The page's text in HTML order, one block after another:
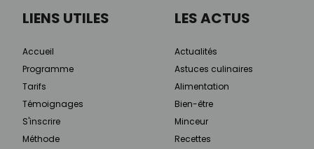
LIENS UTILES
Accueil
Programme
Tarifs
Témoignages
S'inscrire
Méthode
LES ACTUS
Actualités
Astuces culinaires
Alimentation
Bien-être
Minceur
Recettes